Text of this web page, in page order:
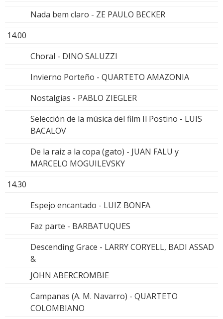
Nada bem claro - ZE PAULO BECKER
14.00
Choral - DINO SALUZZI
Invierno Porteño - QUARTETO AMAZONIA
Nostalgias - PABLO ZIEGLER
Selección de la música del film Il Postino - LUIS
BACALOV
De la raiz a la copa (gato) - JUAN FALU y
MARCELO MOGUILEVSKY
14.30
Espejo encantado - LUIZ BONFA
Faz parte - BARBATUQUES
Descending Grace - LARRY CORYELL, BADI ASSAD
&
JOHN ABERCROMBIE
Campanas (A. M. Navarro) - QUARTETO
COLOMBIANO